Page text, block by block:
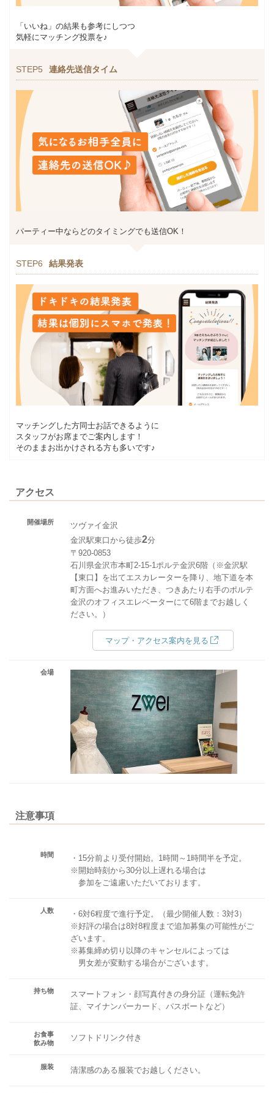
「いいね」の結果も参考にしつつ
気軽にマッチング投票を♪
STEP5 連絡先送信タイム
パーティー中ならどのタイミングでも送信OK！
STEP6 結果発表
マッチングした方同士お話できるように
スタッフがお席までご案内します！
そのままお出かけされる方も多いです♪
アクセス
開催場所
ツヴァイ金沢
金沢駅東口から徒歩2分
〒920-0853
石川県金沢市本町2-15-1ポルテ金沢6階（※金沢駅
【東口】を出てエスカレーターを降り、地下道を本
町方面へお進みいただき、つきあたり右手のポルテ
金沢のオフィスエレベーターにて6階までお越しく
ださい。）
マップ・アクセス案内を見る
会場
注意事項
時間
・15分前より受付開始。1時間～1時間半を予定。
※開始時刻から30分以上遅れる場合は
参加をご遠慮いただいております。
人数
・6対6程度で進行予定。（最少開催人数：3対3）
※好評の場合は8対8程度まで追加募集の可能性がご
ざいます。
※募集締め切り以降のキャンセルによっては
男女差が変動する場合がございます。
持ち物
スマートフォン・顔写真付きの身分証（運転免許
証、マイナンバーカード、パスポートなど）
お食事
飲み物
ソフトドリンク付き
服装 清潔感のある服装でお越しください。